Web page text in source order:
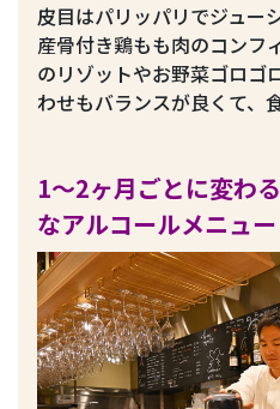
皮目はパリッパリでジュー
産骨付き鶏もも肉のコンフ
のリゾットやお野菜ゴロゴ
わせもバランスが良くて、
1〜2ヶ月ごとに変わ
なアルコールメニュー